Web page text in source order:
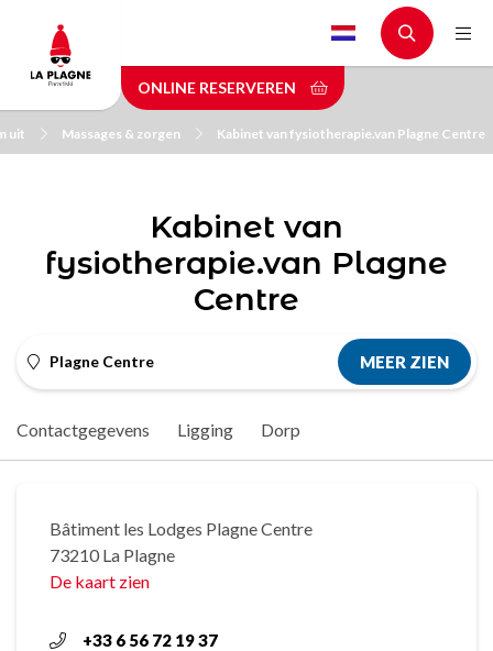
main
content
ONLINE RESERVEREN
uit Massages & zorgen Kabinet van fysiotherapie.van Plagne Centre
Kabinet van
fysiotherapie.van Plagne
Centre
Plagne Centre MEER ZIEN
Contactgegevens Ligging Dorp
Bâtiment les Lodges Plagne Centre
73210 La Plagne
De kaart zien
+33 6 56 72 19 37